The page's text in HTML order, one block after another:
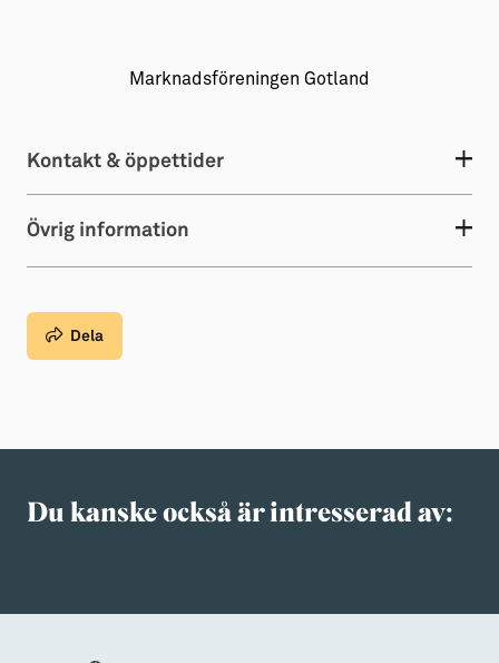
Marknadsföreningen Gotland
Kontakt & öppettider
Övrig information
Dela
Du kanske också är intresserad av: